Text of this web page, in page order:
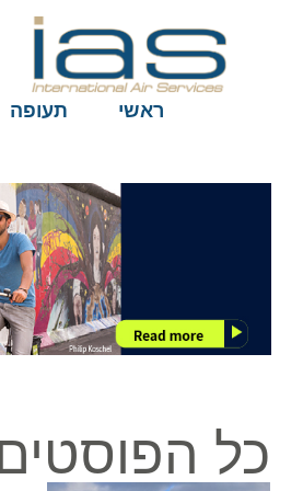
ראשי תעופה
כל הפוסטים